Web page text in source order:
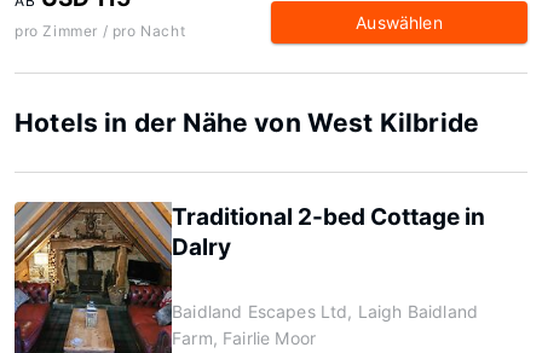
pro Zimmer / pro Nacht Auswählen
Hotels in der Nähe von West Kilbride
Traditional 2-bed Cottage in
Dalry
Baidland Escapes Ltd, Laigh Baidland
Farm, Fairlie Moor